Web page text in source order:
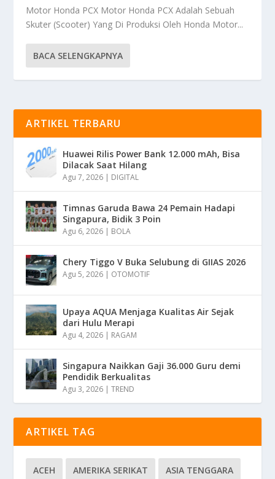
Motor Honda PCX Motor Honda PCX Adalah Sebuah
Skuter (Scooter) Yang Di Produksi Oleh Honda Motor...
BACA SELENGKAPNYA
ARTIKEL TERBARU
Huawei Rilis Power Bank 12.000 mAh, Bisa
Dilacak Saat Hilang
Agu 7, 2026 | DIGITAL
Timnas Garuda Bawa 24 Pemain Hadapi
Singapura, Bidik 3 Poin
Agu 6, 2026 | BOLA
Chery Tiggo V Buka Selubung di GIIAS 2026
Agu 5, 2026 | OTOMOTIF
Upaya AQUA Menjaga Kualitas Air Sejak
dari Hulu Merapi
Agu 4, 2026 | RAGAM
Singapura Naikkan Gaji 36.000 Guru demi
Pendidik Berkualitas
Agu 3, 2026 |TREND
ARTIKEL TAG
ACEH AMERIKA SERIKAT ASIA TENGGARA